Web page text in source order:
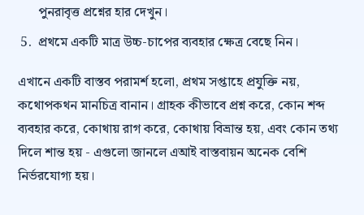
পুনরাবৃত্ত প্রশ্নের হার দেখুন।
প্রথমে একটি মাত্র উচ্চ-চাপের ব্যবহার ক্ষেত্র বেছে নিন।
এখানে একটি বাস্তব পরামর্শ হলো, প্রথম সপ্তাহে প্রযুক্তি নয়,
কথোপকথন মানচিত্র বানান। গ্রাহক কীভাবে প্রশ্ন করে, কোন শব্দ
ব্যবহার করে, কোথায় রাগ করে, কোথায় বিভ্রান্ত হয়, এবং কোন তথ্য
দিলে শান্ত হয় - এগুলো জানলে এআই বাস্তবায়ন অনেক বেশি
নির্ভরযোগ্য হয়।